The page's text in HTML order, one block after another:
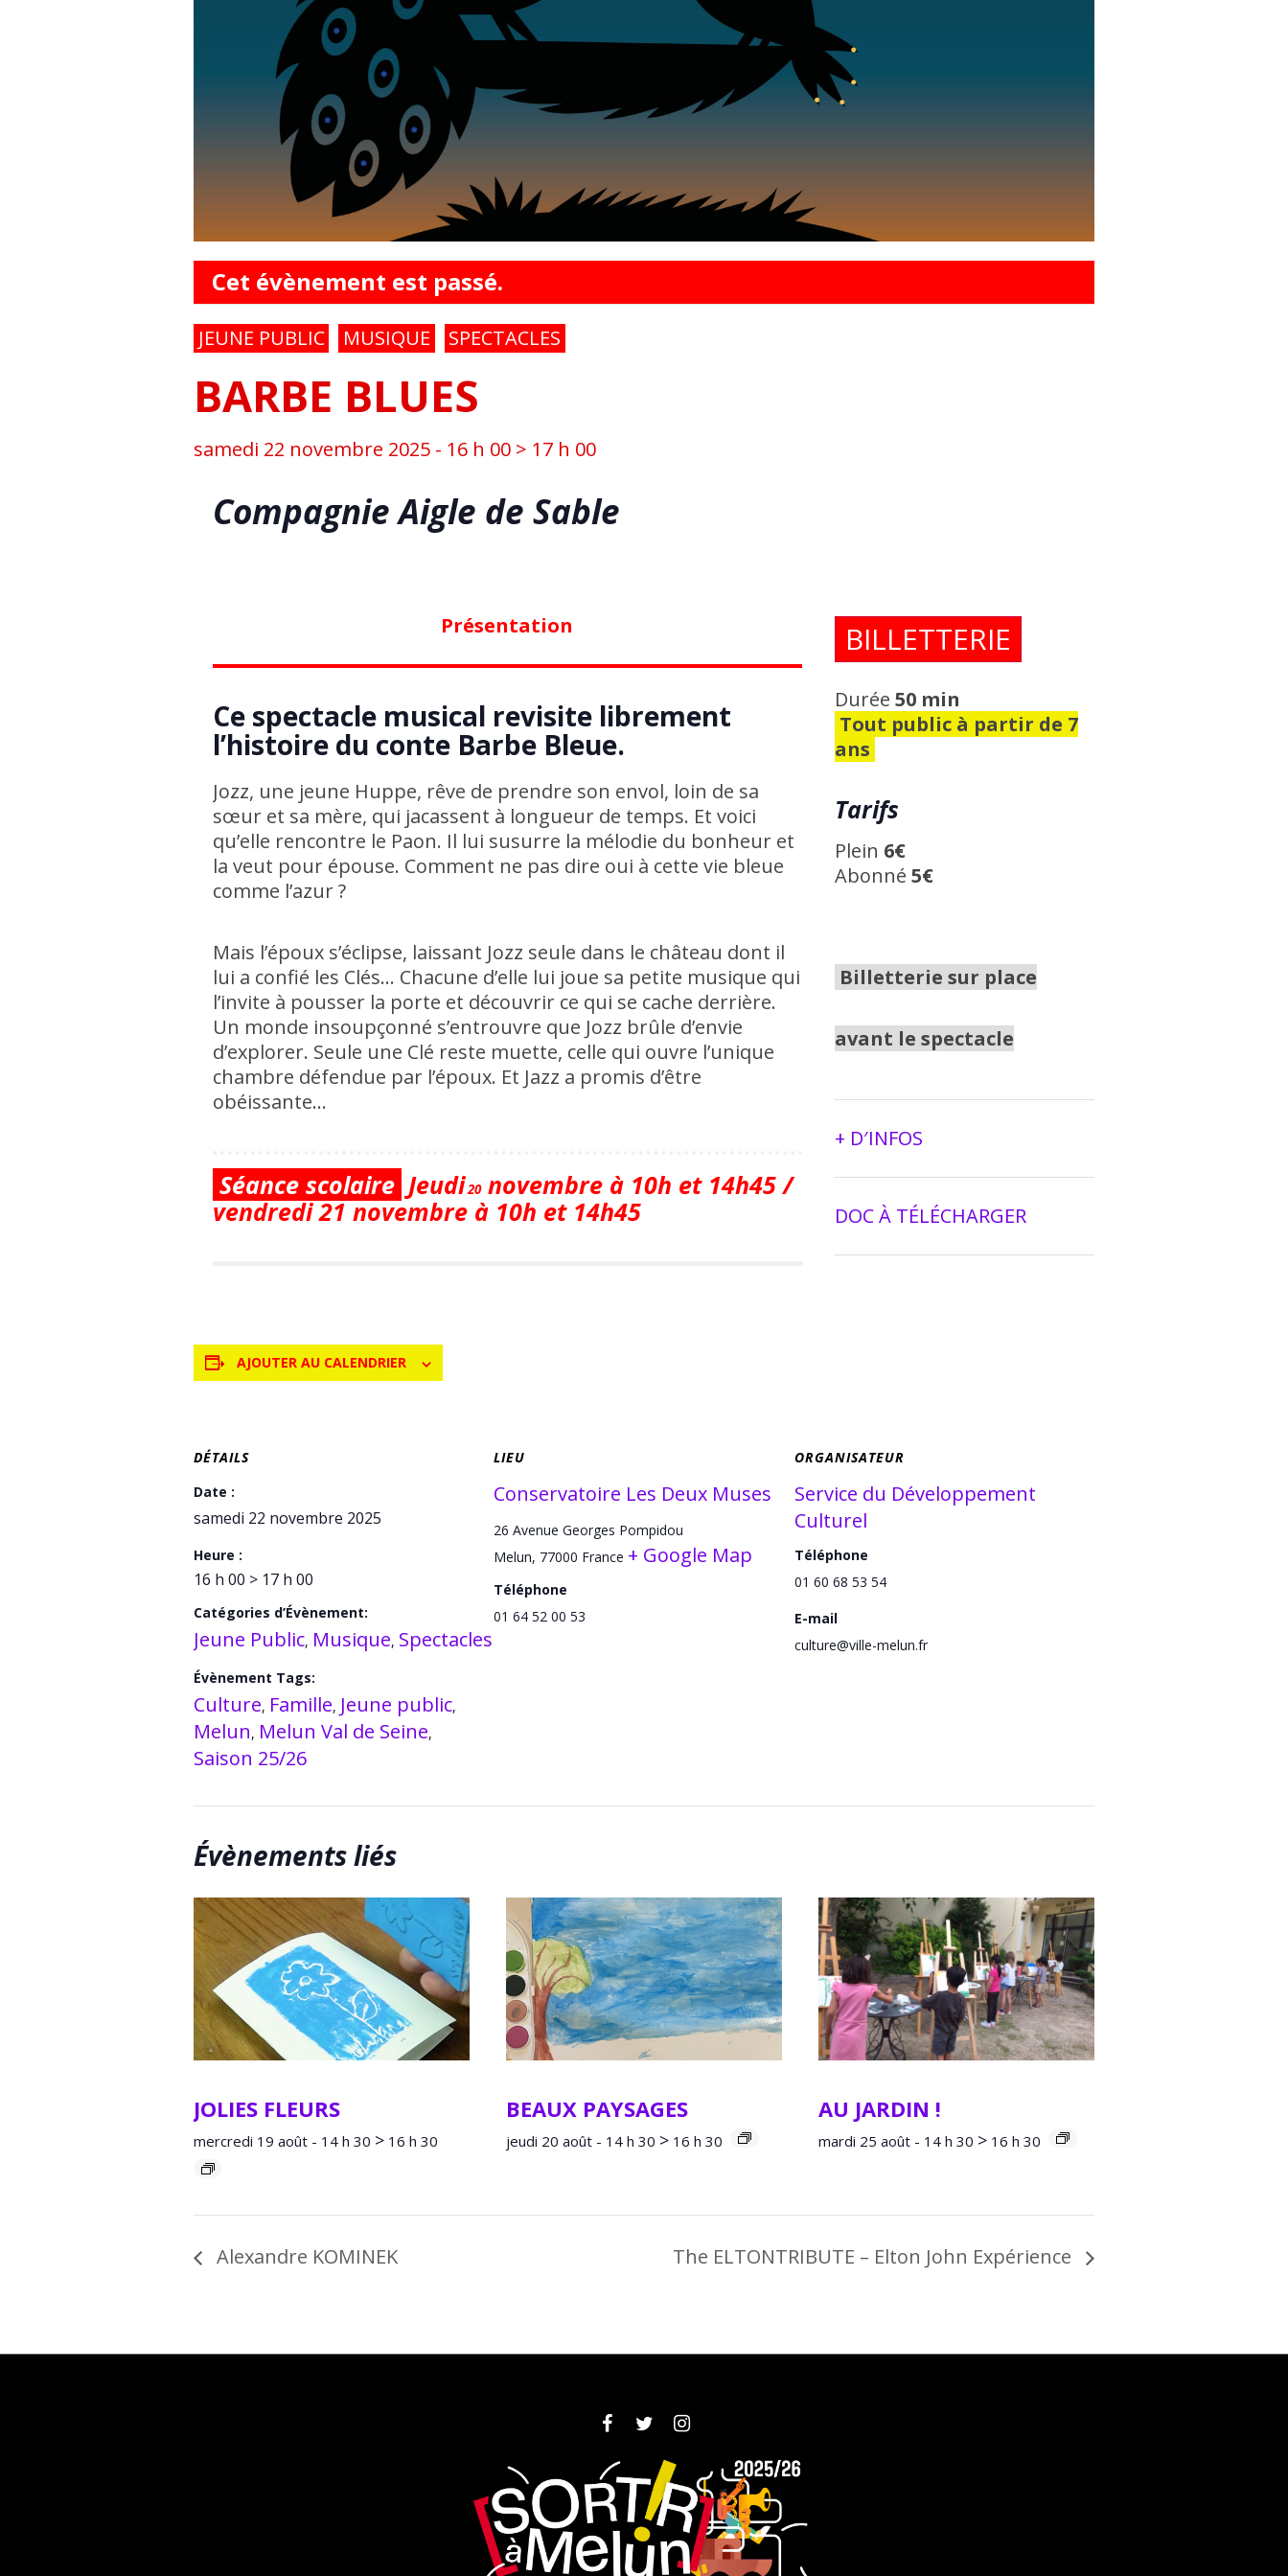
Cet évènement est passé.
JEUNE PUBLIC MUSIQUE SPECTACLES
BARBE BLUES
samedi 22 novembre 2025 - 16 h 00 > 17 h 00
Compagnie Aigle de Sable
Présentation
Ce spectacle musical revisite librement
l’histoire du conte Barbe Bleue.
Jozz, une jeune Huppe, rêve de prendre son envol, loin de sa
sœur et sa mère, qui jacassent à longueur de temps. Et voici
qu’elle rencontre le Paon. Il lui susurre la mélodie du bonheur et
la veut pour épouse. Comment ne pas dire oui à cette vie bleue
comme l’azur ?
Mais l’époux s’éclipse, laissant Jozz seule dans le château dont il
lui a confié les Clés… Chacune d’elle lui joue sa petite musique qui
l’invite à pousser la porte et découvrir ce qui se cache derrière.
Un monde insoupçonné s’entrouvre que Jozz brûle d’envie
d’explorer. Seule une Clé reste muette, celle qui ouvre l’unique
chambre défendue par l’époux. Et Jazz a promis d’être
obéissante…
Séance scolaire Jeudi20novembre à 10h et 14h45 /
vendredi 21 novembre à 10h et 14h45
BILLETTERIE
Durée 50 min
Tout public à partir de 7
ans
Tarifs
Plein 6€
Abonné 5€
Billetterie sur place
avant le spectacle
+ D′INFOS
DOC À TÉLÉCHARGER
AJOUTER AU CALENDRIER
DÉTAILS
Date :
samedi 22 novembre 2025
Heure :
16 h 00 > 17 h 00
Catégories d’Évènement:
Jeune Public, Musique, Spectacles
Évènement Tags:
Culture, Famille, Jeune public,
Melun, Melun Val de Seine,
Saison 25/26
LIEU
Conservatoire Les Deux Muses
26 Avenue Georges Pompidou
Melun, 77000 France + Google Map
Téléphone
01 64 52 00 53
ORGANISATEUR
Service du Développement
Culturel
Téléphone
01 60 68 53 54
E-mail
culture@ville-melun.fr
Évènements liés
JOLIES FLEURS
mercredi 19 août - 14 h 30 > 16 h 30
BEAUX PAYSAGES
jeudi 20 août - 14 h 30 > 16 h 30
AU JARDIN !
mardi 25 août - 14 h 30 > 16 h 30
Alexandre KOMINEK The ELTONTRIBUTE – Elton John Expérience